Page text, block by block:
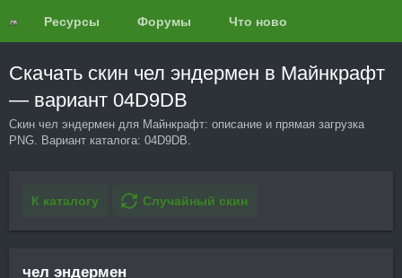
Ресурсы Форумы Что нового?
Скачать скин чел эндермен в Майнкрафт
— вариант 04D9DB
Скин чел эндермен для Майнкрафт: описание и прямая загрузка
PNG. Вариант каталога: 04D9DB.
К каталогу Случайный скин
чел эндермен